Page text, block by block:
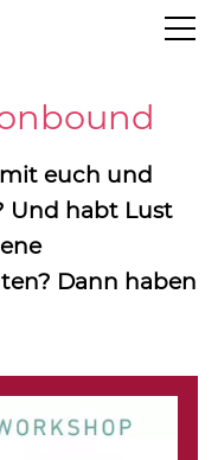
euch und
Und habt Lust
Dann haben